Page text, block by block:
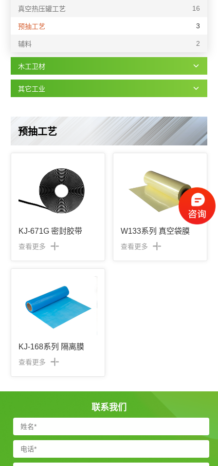
真空热压罐工艺 16
预抽工艺 3
辅料 2
木工卫材
其它工业
预抽工艺
KJ-671G 密封胶带
查看更多
W133系列 真空袋膜
查看更多
KJ-168系列 隔离膜
查看更多
联系我们